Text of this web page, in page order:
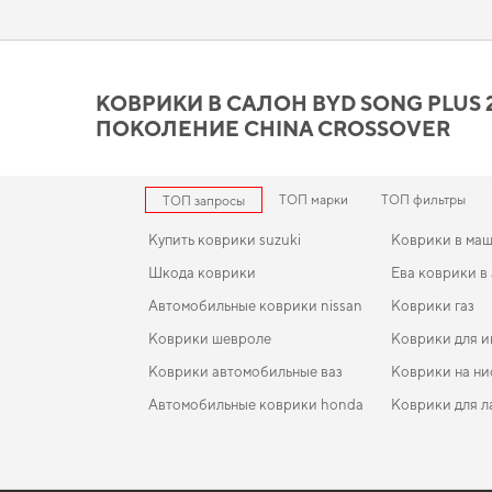
стоит вашего внимания
Наши EVA ковры изготовлены для обеспечения вашего
продукцию.
КОВРИКИ В САЛОН BYD SONG PLUS
ПОКОЛЕНИЕ CHINA CROSSOVER
ТОП запросы ТОП марки ТОП фильтры
Купить коврики suzuki
Шкода коврики
Автомобильные коврики nissan
Коврики шевроле
Коврики автомобильные ваз
Автомобильные коврики honda
Коврики в
Ева коврики
Коврики газ
Коврики для
Коврики на
Коврики для